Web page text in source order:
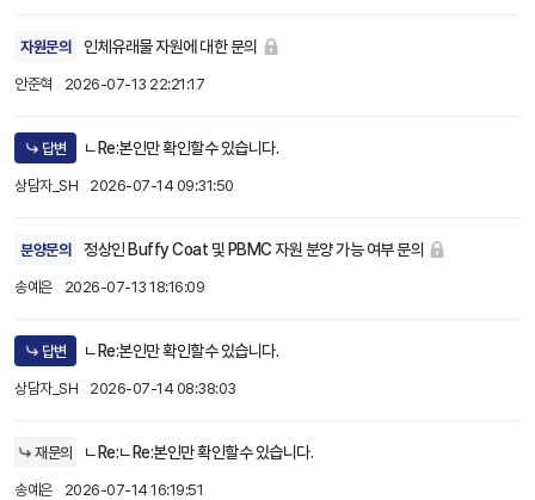
자원문의 인체유래물 자원에 대한 문의
안준혁 2026-07-13 22:21:17
답변 ㄴRe:본인만 확인할수 있습니다.
상담자_SH 2026-07-14 09:31:50
분양문의 정상인 Buffy Coat 및 PBMC 자원 분양 가능 여부 문의
송예은 2026-07-13 18:16:09
답변 ㄴRe:본인만 확인할수 있습니다.
상담자_SH 2026-07-14 08:38:03
재문의 ㄴRe:ㄴRe:본인만 확인할수 있습니다.
송예은 2026-07-14 16:19:51